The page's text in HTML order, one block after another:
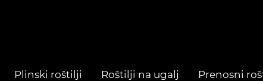
Plinski roštilji Roštilji na ugalj Prenosni